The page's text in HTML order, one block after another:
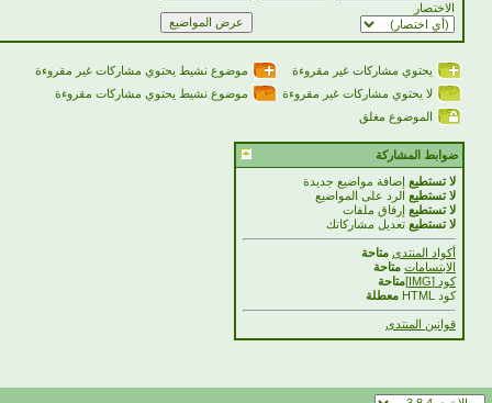
الاختصار
يحتوي مشاركات غير مقروءة
موضوع نشيط يحتوي مشاركات غير مقروءة
لا يحتوي مشاركات غير مقروءة
موضوع نشيط يحتوي مشاركات مقروءة
الموضوع مغلق
ضوابط المشاركة
لا تستطيع إضافة مواضيع جديدة
لا تستطيع الرد على المواضيع
لا تستطيع إرفاق ملفات
لا تستطيع تعديل مشاركاتك
أكواد المنتدى متاحة
الابتسامات متاحة
كود [IMG]
متاحة
كود HTML
معطلة
قوانين المنتدى